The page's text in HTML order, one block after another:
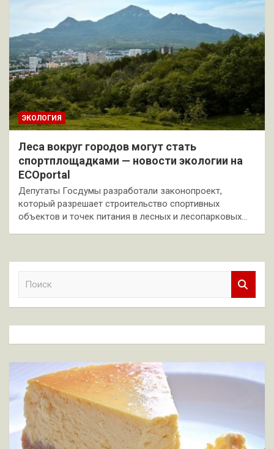
ЭКОЛОГИЯ
Леса вокруг городов могут стать
спортплощадками — новости экологии на
ECOportal
Депутаты Госдумы разработали законопроект,
который разрешает строительство спортивных
объектов и точек питания в лесных и лесопарковых…
к